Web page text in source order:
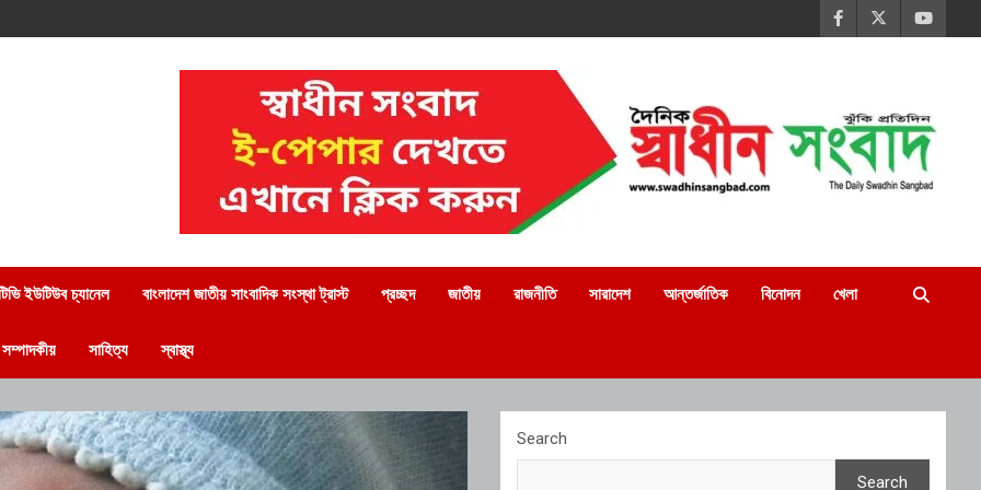
ইউটিউব চ্যানেল বাংলাদেশ জাতীয় সাংবাদিক সংস্থা ট্রাস্ট প্রচ্ছদ জাতীয় রাজনীতি সারাদেশ আন্তর্জাতিক বিনোদন খেলা
সম্পাদকীয় সাহিত্য স্বাস্থ্য
Search
Search